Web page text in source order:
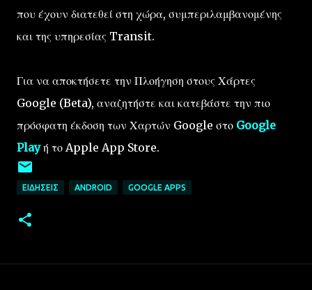
που έχουν διατεθεί στη χώρα, συμπεριλαμβανομένης
και της υπηρεσίας Transit.
Για να αποκτήσετε την Πλοήγηση στους Χάρτες
Google (Beta), αναζητήστε και κατεβάστε την πιο
πρόσφατη έκδοση των Χαρτών Google στο Google
Playή το Apple App Store.
ΕΙΔΉΣΕΙΣ ANDROID GOOGLE APPS